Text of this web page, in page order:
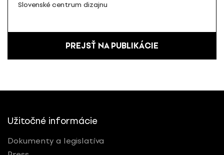
Slovenské centrum dizajnu
PREJSŤ NA PUBLIKÁCIE
Užitočné informácie
Dokumenty a legislatíva